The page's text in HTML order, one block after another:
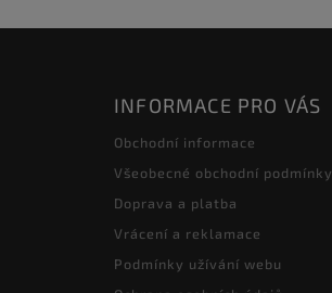
INFORMACE PRO VÁS
Obchodní informace
Všeobecné obchodní podmínky
Doprava a platba
Vrácení a reklamace
Podmínky užívání webu